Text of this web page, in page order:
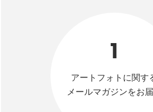
1
アートフォトに関す
メールマガジンをお